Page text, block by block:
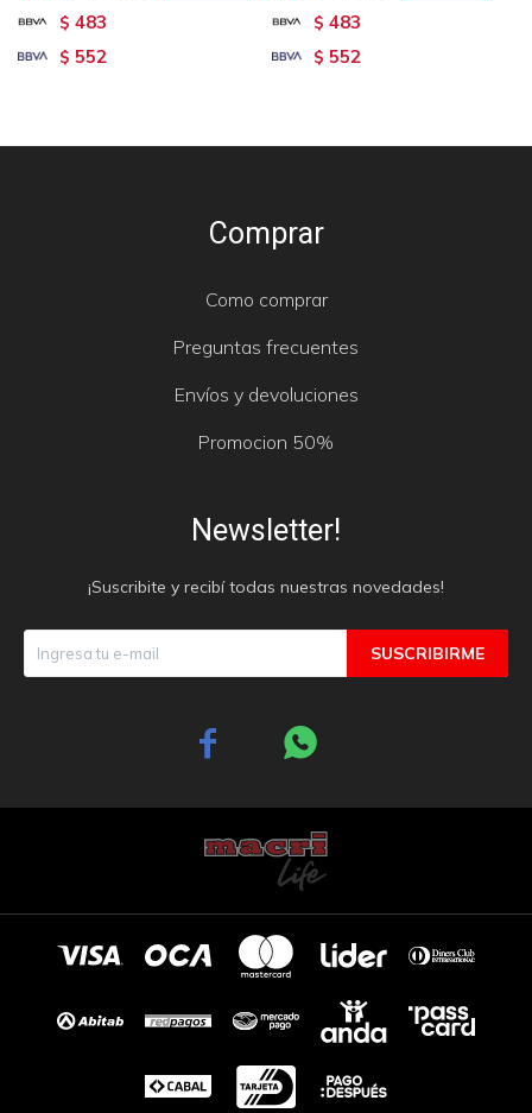
$ 483
$ 552
$ 483
$ 552
Comprar
Como comprar
Preguntas frecuentes
Envíos y devoluciones
Promocion 50%
Newsletter!
¡Suscribite y recibí todas nuestras novedades!
SUSCRIBIRME
 